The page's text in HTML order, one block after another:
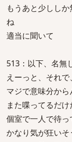
もうあと少しし
ね
適当に聞いて
513：以下、名無
えーっと、それ
マジで意味分か
また喋ってるだ
個室で一人で待っ
かなり気が狂い